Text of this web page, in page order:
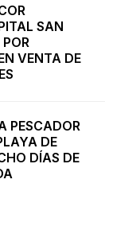
SAN
VENTA DE
PESCADOR
DE
DÍAS DE